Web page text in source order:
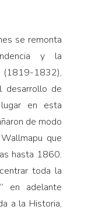
se remonta
y la
(1819-1832),
desarrollo de
en esta
de modo
que
hasta 1860.
toda la
en adelante
a la Historia,